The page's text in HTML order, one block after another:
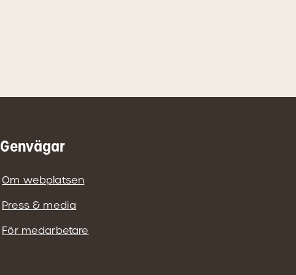
Genvägar
Om webplatsen
Press & media
För medarbetare